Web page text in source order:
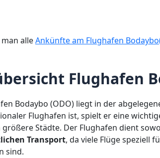
alleAnkünfte am Flughafen
Flughafen
Bodaybo (ODO) liegt in der
Flughafen ist, spielt er eine
größere Städte. Der Flughafen dient
Transport, da viele Flüge speziell
sind.